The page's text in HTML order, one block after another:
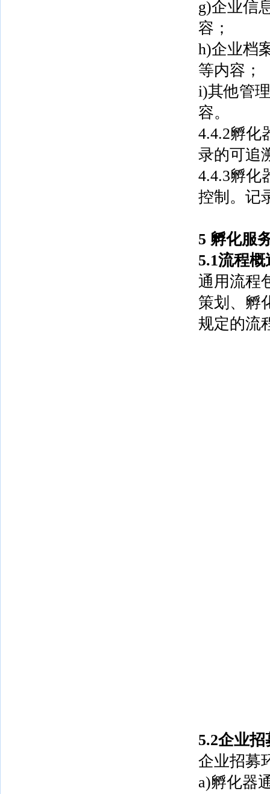
g)企业信
容；
h)企业档
等内容；
i)其他管
容。
4.4.2孵化
录的可追
4.4.3孵化
控制。记
5 孵化服
5.1流程概
通用流程
策划、孵
规定的流
5.2企业招
企业招募
a)孵化器